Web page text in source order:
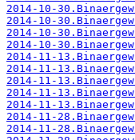
2014-10-
2014-10-
2014-10-
2014-10-
2014-11-
2014-11-
2014-11-
2014-11-
2014-11-
2014-11-
2014-11-